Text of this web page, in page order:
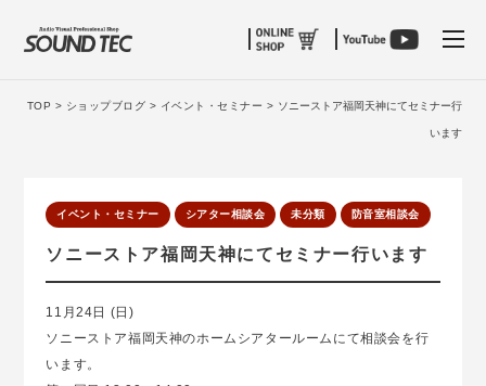
TOP > ショップブログ > イベント・セミナー > ソニーストア福岡天神にてセミナー行
います
イベント・セミナー シアター相談会 未分類 防音室相談会
ソニーストア福岡天神にてセミナー行います
11月24日 (日)
ソニーストア福岡天神のホームシアタールームにて相談会を行
います。